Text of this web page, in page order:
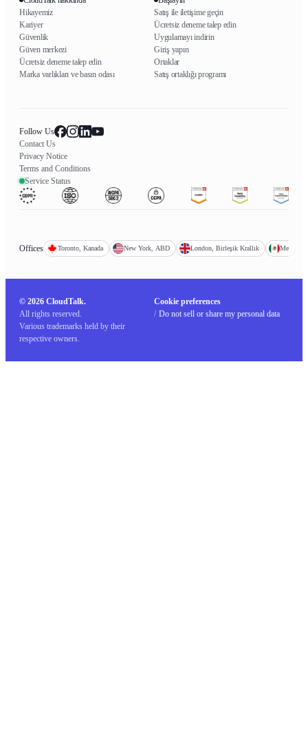
Hikayemiz
Kariyer
Güvenlik
Güven merkezi
Ücretsiz deneme talep edin
Marka varlıkları ve basın odası
Satış ile iletişime geçin
Ücretsiz deneme talep edin
Uygulamayı indirin
Giriş yapın
Ortaklar
Satış ortaklığı programı
Follow Us
Contact Us
Privacy Notice
Terms and Conditions
Service Status
Offices Toronto, Kanada New York, ABD London, Birleşik Krallık Mexico
© 2026 CloudTalk.
All rights reserved.
Various trademarks held by their
respective owners.
Cookie preferences
/ Do not sell or share my personal data